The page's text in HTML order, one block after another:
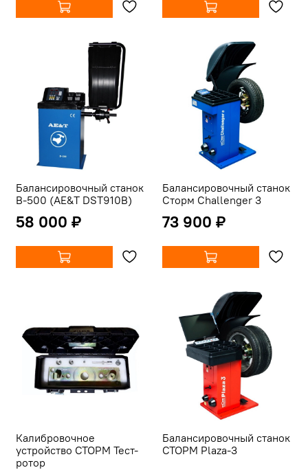
Балансировочный станок
B-500 (AE&T DST910B)
58 000 ₽
Балансировочный станок
Сторм Challenger 3
73 900 ₽
Калибровочное
устройство СТОРМ Тест-
ротор
Балансировочный станок
СТОРМ Plaza-3